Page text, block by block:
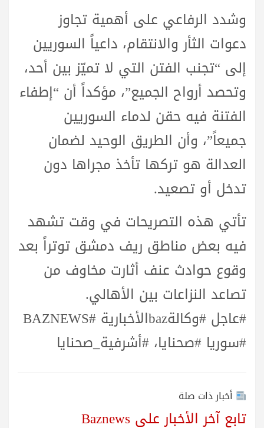
وشدد الرفاعي على أهمية تجاوز
دعوات الثأر والانتقام، داعياً السوريين
إلى “تجنب الفتن التي لا تميّز بين أحد،
وتحصد أرواح الجميع”، مؤكداً أن “إطفاء
الفتنة فيه حقن لدماء السوريين
جميعاً”، وأن الطريق الوحيد لضمان
العدالة هو تركها تأخذ مجراها دون
تدخل أو تصعيد.
تأتي هذه التصريحات في وقت تشهد
فيه بعض مناطق ريف دمشق توتراً بعد
وقوع حوادث عنف أثارت مخاوف من
تصاعد النزاعات بين الأهالي.
#عاجل #وكالةbazالأخبارية #BAZNEWS
#سوريا‬⁩ #صحنايا‬⁩، #أشرفية_صحنايا
أخبار ذات صلة
تابع آخر الأخبار على Baznews